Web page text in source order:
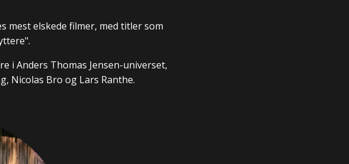
mest elskede filmer, med titler som
i Anders Thomas Jensen-universet,
Nicolas Bro og Lars Ranthe.